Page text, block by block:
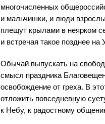
многочисленных
и мальчишки, и люди
плещут крылами в неярком
и встречая такое позднее на
Обычай выпускать на
смысл праздника
освобождение от греха. В
отложить повседневную
к Небу, к радостному